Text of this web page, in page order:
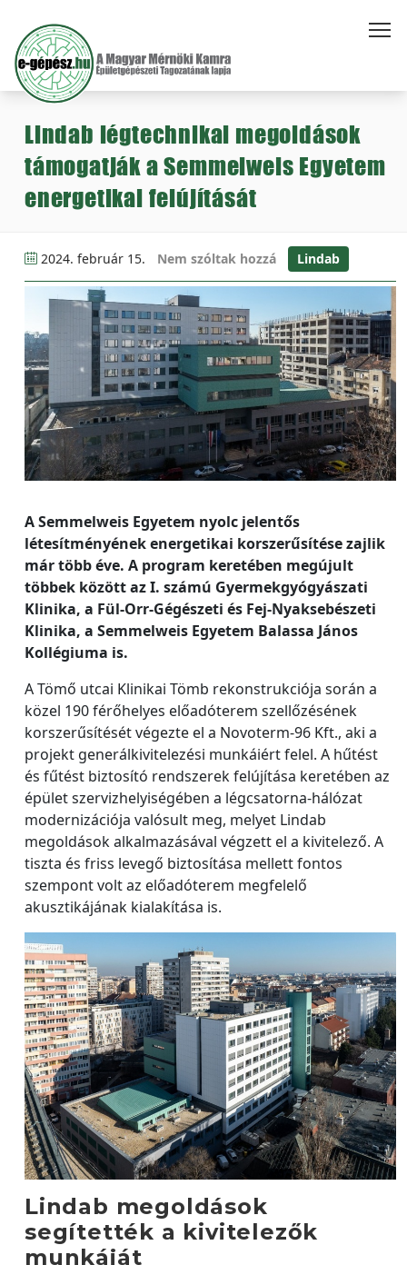
Lindab légtechnikai megoldások
támogatják a Semmelweis Egyetem
energetikai felújítását
2024. február 15. Nem szóltak hozzá Lindab
A Semmelweis Egyetem nyolc jelentős
létesítményének energetikai korszerűsítése zajlik
már több éve. A program keretében megújult
többek között az I. számú Gyermekgyógyászati
Klinika, a Fül-Orr-Gégészeti és Fej-Nyaksebészeti
Klinika, a Semmelweis Egyetem Balassa János
Kollégiuma is.
A Tömő utcai Klinikai Tömb rekonstrukciója során a
közel 190 férőhelyes előadóterem szellőzésének
korszerűsítését végezte el a Novoterm-96 Kft., aki a
projekt generálkivitelezési munkáiért felel. A hűtést
és fűtést biztosító rendszerek felújítása keretében az
épület szervizhelyiségében a légcsatorna-hálózat
modernizációja valósult meg, melyet Lindab
megoldások alkalmazásával végzett el a kivitelező. A
tiszta és friss levegő biztosítása mellett fontos
szempont volt az előadóterem megfelelő
akusztikájának kialakítása is.
Lindab megoldások
segítették a kivitelezők
munkáját